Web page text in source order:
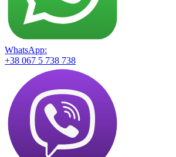
WhatsApp:
+38 067 5 738 738